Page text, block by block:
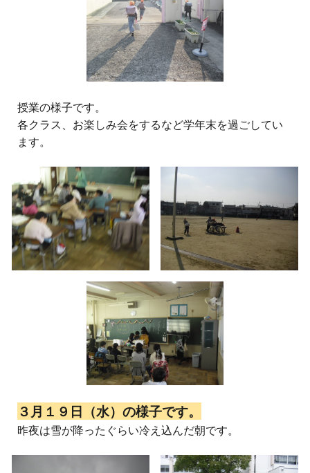
授業の様子です。
各クラス、お楽しみ会をするなど学年末を過ごしてい
ます。
３月１９日（水）の様子です。
昨夜は雪が降ったぐらい冷え込んだ朝です。